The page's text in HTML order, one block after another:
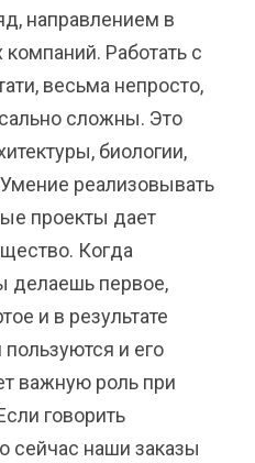
направлением в
компаний. Работать с
весьма непросто,
сложны. Это
биологии,
реализовывать
проекты дает
Когда
делаешь первое,
и в результате
и его
важную роль при
говорить
сейчас наши заказы